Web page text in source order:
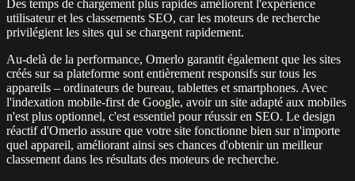
Des temps de chargement plus rapides améliorent l'expérience
utilisateur et les classements SEO, car les moteurs de recherche
privilégient les sites qui se chargent rapidement.
Au-delà de la performance, Omerlo garantit également que les sites
créés sur sa plateforme sont entièrement responsifs sur tous les
appareils – ordinateurs de bureau, tablettes et smartphones. Avec
l'indexation mobile-first de Google, avoir un site adapté aux mobiles
n'est plus optionnel, c'est essentiel pour réussir en SEO. Le design
réactif d'Omerlo assure que votre site fonctionne bien sur n'importe
quel appareil, améliorant ainsi ses chances d'obtenir un meilleur
classement dans les résultats des moteurs de recherche.